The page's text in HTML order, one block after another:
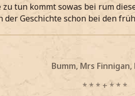
tun kommt sowas bei rum
Geschichte schon bei den
Bumm, Mrs Finnigan,
* * * + * * *